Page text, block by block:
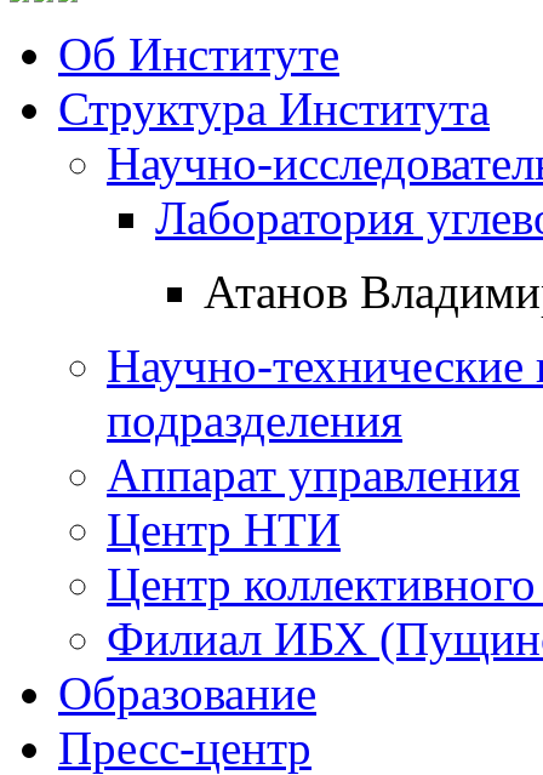
Об Институте
Структура Института
Научно-
Лаборатория
Атанов
Научно-технические
подразделения
Аппарат управления
Центр НТИ
Центр
Филиал ИБХ
Образование
Пресс-центр